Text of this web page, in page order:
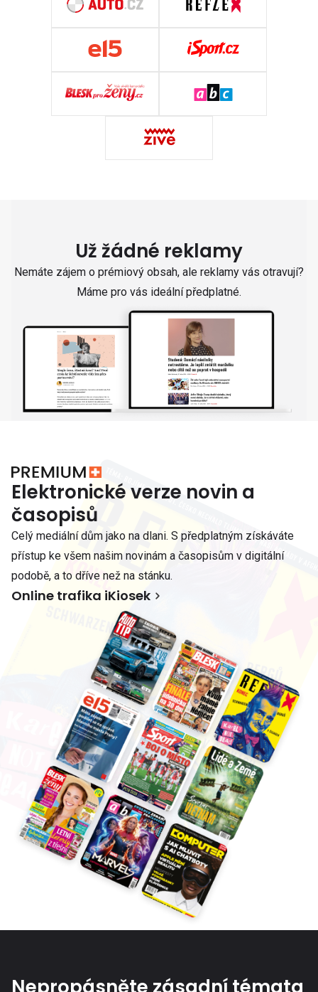
Už žádné reklamy
Nemáte zájem o prémiový obsah, ale reklamy vás otravují?
Máme pro vás ideální předplatné.
Elektronické verze novin a
časopisů
Celý mediální dům jako na dlani. S předplatným získáváte
přístup ke všem našim novinám a časopisům v digitální
podobě, a to dříve než na stánku.
Online trafika iKiosek